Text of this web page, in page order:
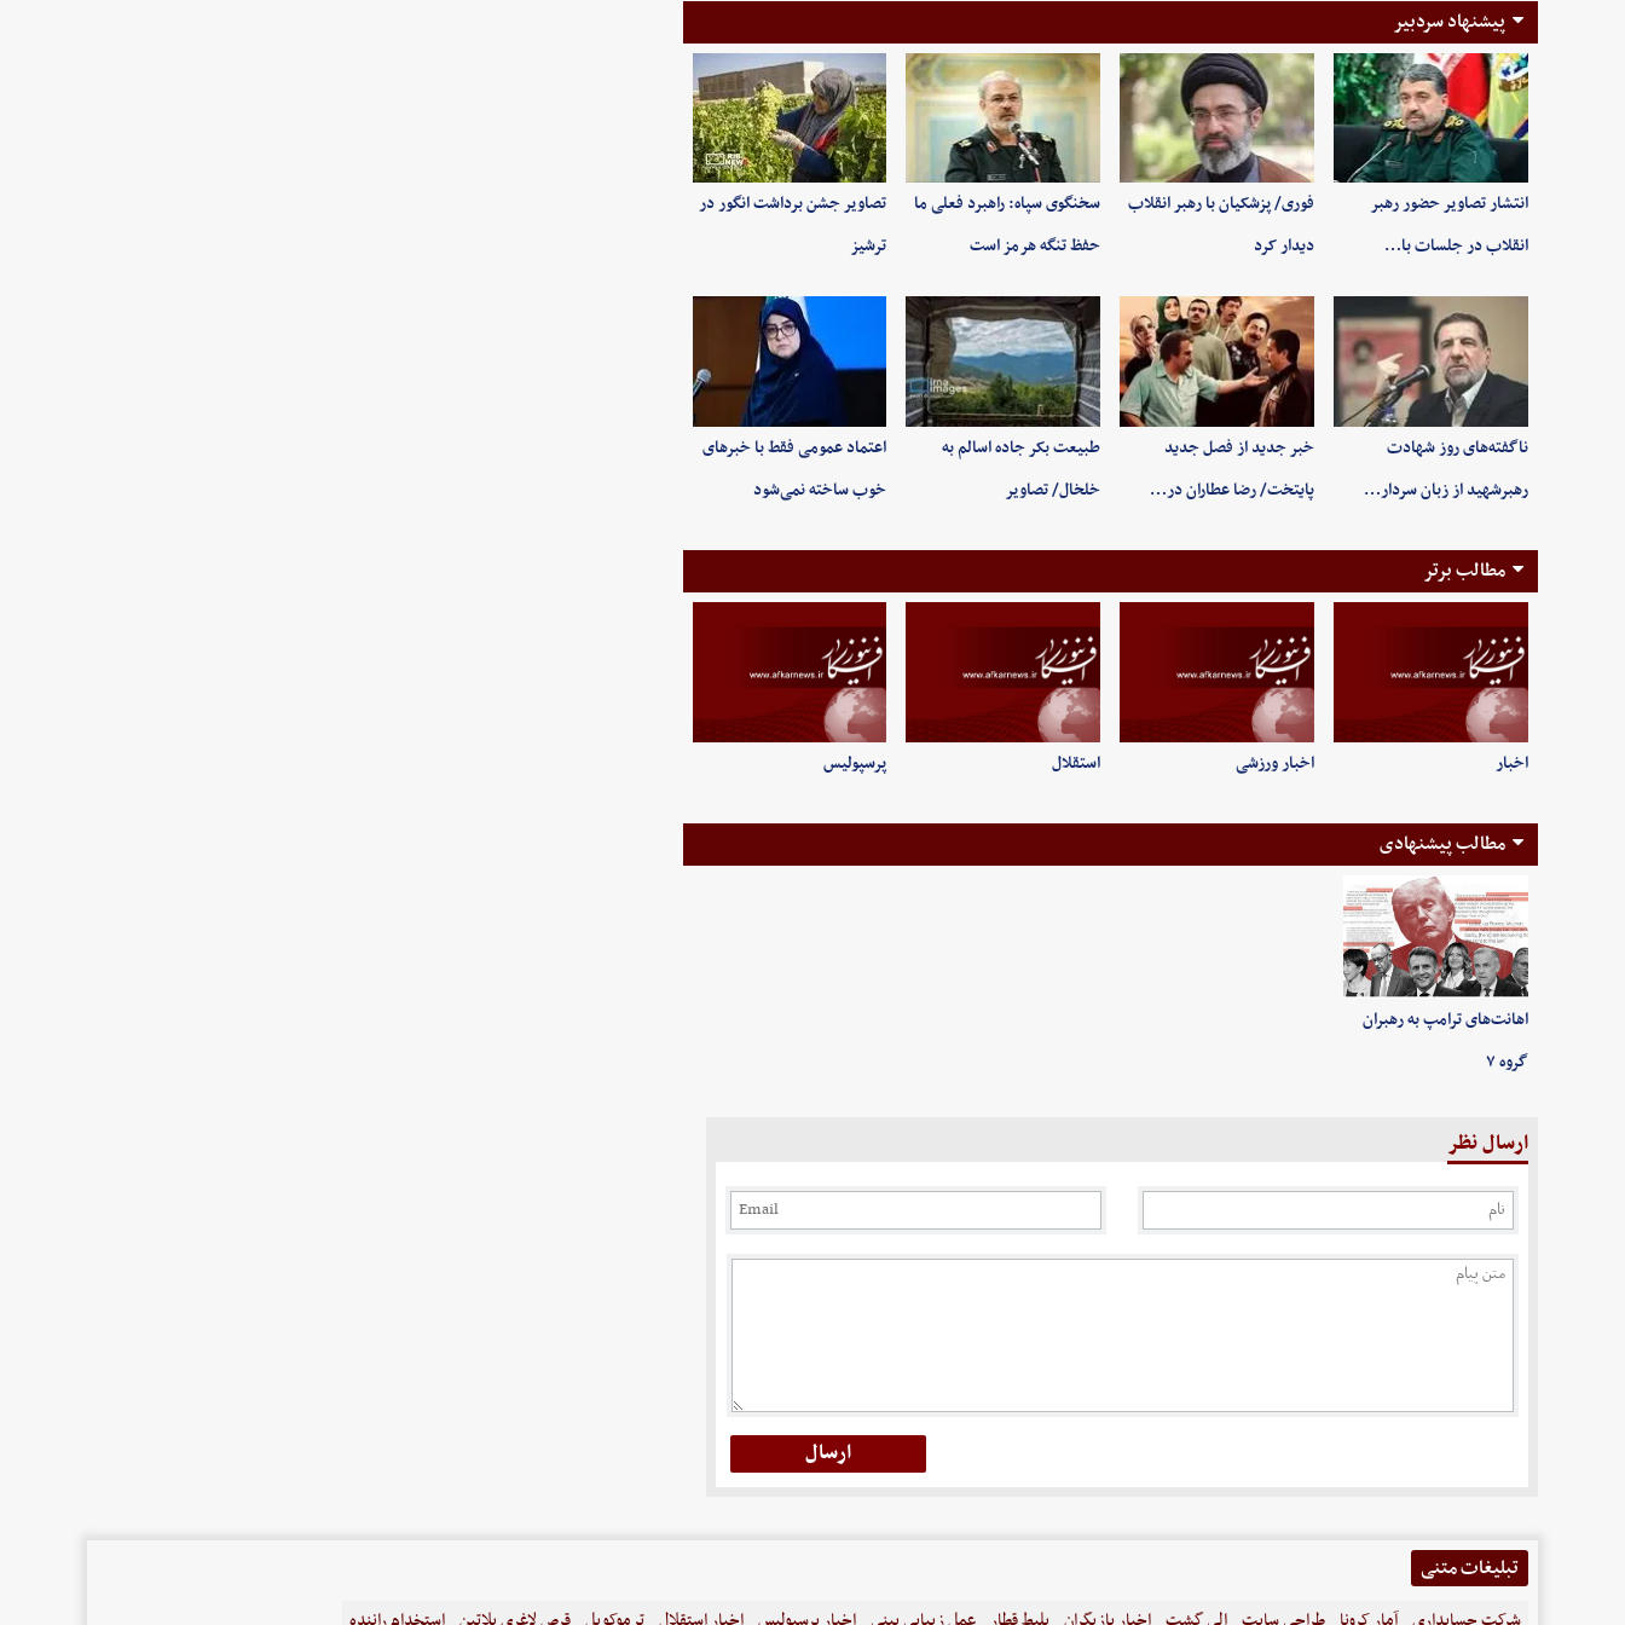
پیشنهاد سردبیر
انتشار تصاویر حضور رهبر
انقلاب در جلسات با…
فوری/ پزشکیان با رهبر انقلاب
دیدار کرد
سخنگوی سپاه: راهبرد فعلی ما
حفظ تنگه هرمز است
تصاویر جشن برداشت انگور در
ترشیز
ناگفته‌های روز شهادت
رهبرشهید از زبان سردار…
خبر جدید از فصل جدید
پایتخت/ رضا عطاران در…
طبیعت بکر جاده اسالم به
خلخال/ تصاویر
اعتماد عمومی فقط با خبرهای
خوب ساخته نمی‌شود
مطالب برتر
اخبار اخبار ورزشی استقلال پرسپولیس
مطالب پیشنهادی
اهانت‌های ترامپ به رهبران
گروه ۷
ارسال نظر
تبلیغات متنی